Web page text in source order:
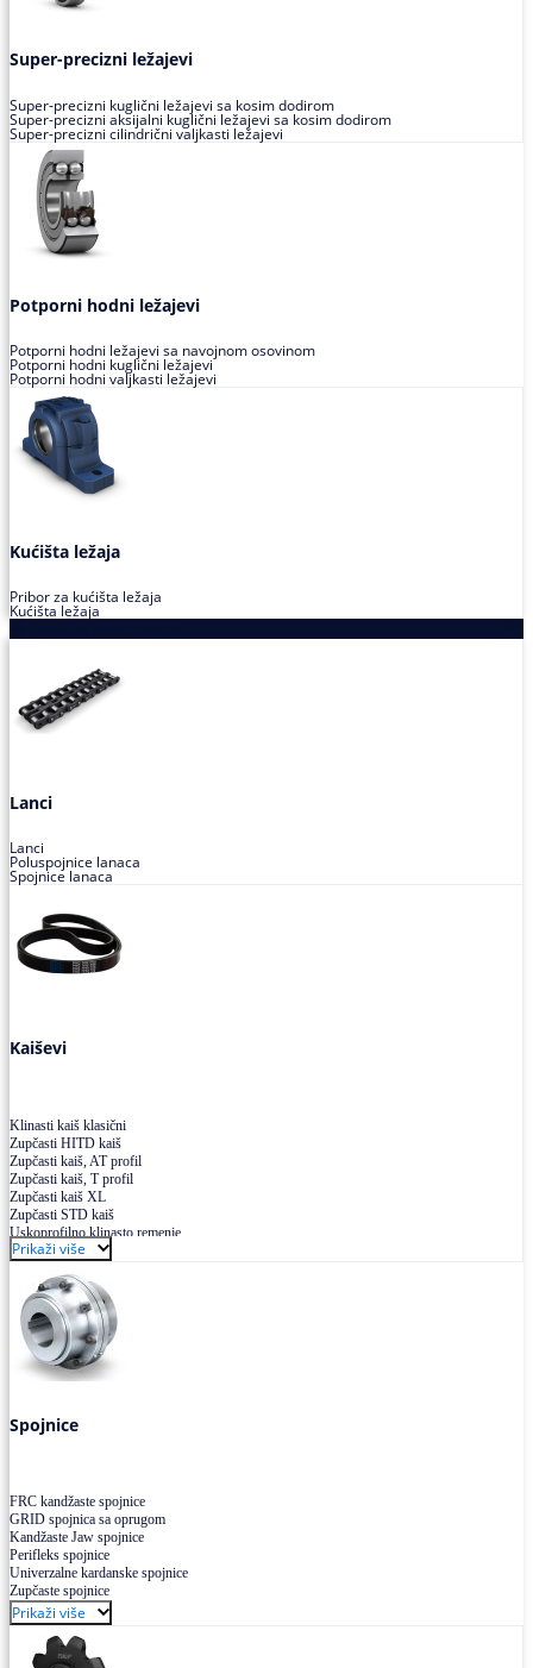
Super-precizni ležajevi
Super-precizni kuglični ležajevi sa kosim dodirom
Super-precizni aksijalni kuglični ležajevi sa kosim dodirom
Super-precizni cilindrični valjkasti ležajevi
Potporni hodni ležajevi
Potporni hodni ležajevi sa navojnom osovinom
Potporni hodni kuglični ležajevi
Potporni hodni valjkasti ležajevi
Kućišta ležaja
Pribor za kućišta ležaja
Kućišta ležaja
Lanci
Lanci
Poluspojnice lanaca
Spojnice lanaca
Kaiševi
Klinasti kaiš klasični
Zupčasti HITD kaiš
Zupčasti kaiš, AT profil
Zupčasti kaiš, T profil
Zupčasti kaiš XL
Zupčasti STD kaiš
Uskoprofilno klinasto remenje
Uskoprofilno klinasto remenje spojeno
Višekanalno remenje PJ,PK
Prikaži više
Spojnice
FRC kandžaste spojnice
GRID spojnica sa oprugom
Kandžaste Jaw spojnice
Perifleks spojnice
Univerzalne kardanske spojnice
Zupčaste spojnice
Prikaži više